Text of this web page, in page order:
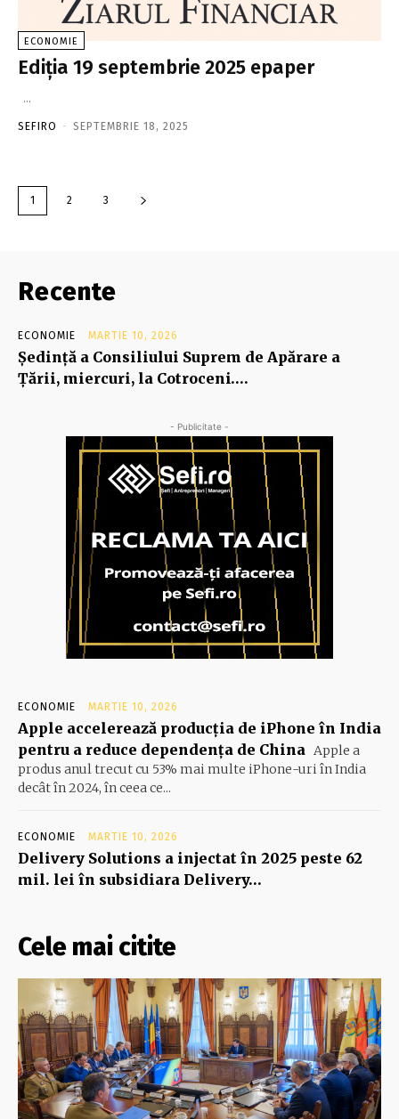
ECONOMIE
Ediţia 19 septembrie 2025 epaper
...
SEFIRO - SEPTEMBRIE 18, 2025
1 2 3
Recente
ECONOMIE MARTIE 10, 2026
Şedinţă a Consiliului Suprem de Apărare a
Ţării, miercuri, la Cotroceni….
- Publicitate -
ECONOMIE MARTIE 10, 2026
Apple accelerează producția de iPhone în India
pentru a reduce dependența de China Apple a
produs anul trecut cu 53% mai multe iPhone-uri în India
decât în 2024, în ceea ce...
ECONOMIE MARTIE 10, 2026
Delivery Solutions a injectat în 2025 peste 62
mil. lei în subsidiara Delivery…
Cele mai citite